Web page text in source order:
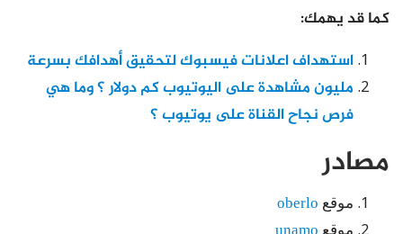
كما قد يهمك:
استهداف اعلانات فيسبوك لتحقيق أهدافك بسرعة
مليون مشاهدة على اليوتيوب كم دولار ؟ وما هي
فرص نجاح القناة على يوتيوب ؟
مصادر
موقع oberlo
موقع